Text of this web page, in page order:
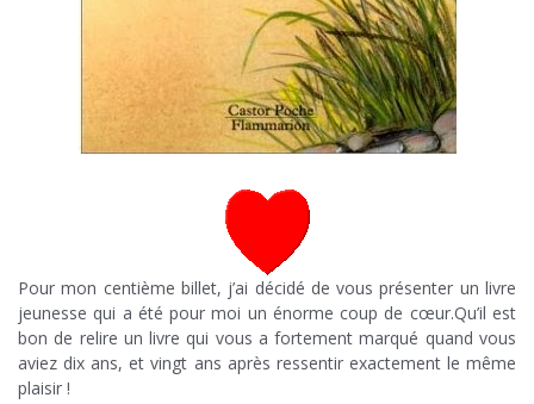
Pour mon centième billet, j’ai décidé de vous présenter un livre
jeunesse qui a été pour moi un énorme coup de cœur.Qu’il est
bon de relire un livre qui vous a fortement marqué quand vous
aviez dix ans, et vingt ans après ressentir exactement le même
plaisir !